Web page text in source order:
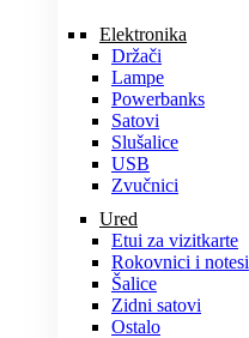
Elektronika
Držači
Lampe
Powerbanks
Satovi
Slušalice
USB
Zvučnici
Ured
Etui za vizitkarte
Rokovnici i notesi
Šalice
Zidni satovi
Ostalo